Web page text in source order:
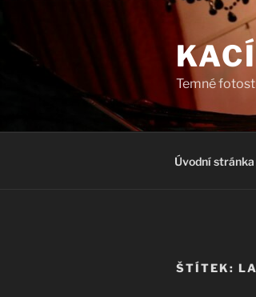
obsahu
Temné
Úvodní stránka
ŠTÍTEK: